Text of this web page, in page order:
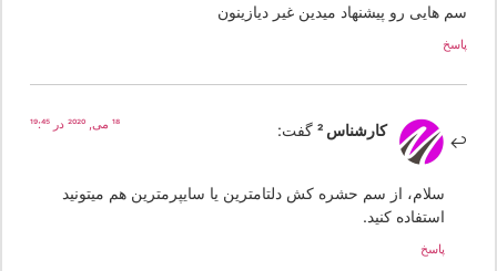
هایی رو پیشنهاد میدین غیر دیازینون
کارشناس 2 گفت:
سلام، از سم حشره کش دلتامترین یا سایپرمترین هم میتونید
استفاده کنید.